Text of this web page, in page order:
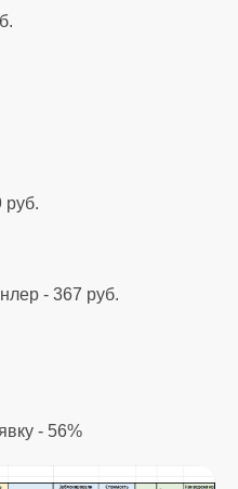
руб.
- 367 руб.
- 56%